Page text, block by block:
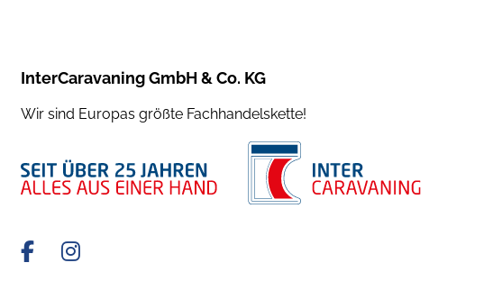
InterCaravaning GmbH & Co. KG
Wir sind Europas größte Fachhandelskette!